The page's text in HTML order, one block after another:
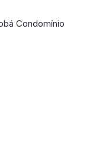
Condomínio